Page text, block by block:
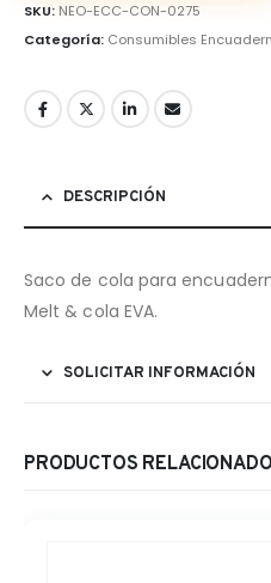
SKU: NEO-ECC-CON-0275
Categoría: Consumibles
DESCRIPCIÓN
Saco de cola para
Melt & cola EVA.
SOLICITAR INFORMACIÓN
PRODUCTOS